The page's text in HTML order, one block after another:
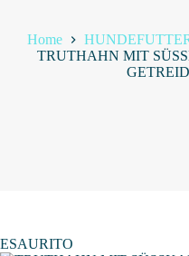
Home
TRUTHAHN MIT
ESAURITO